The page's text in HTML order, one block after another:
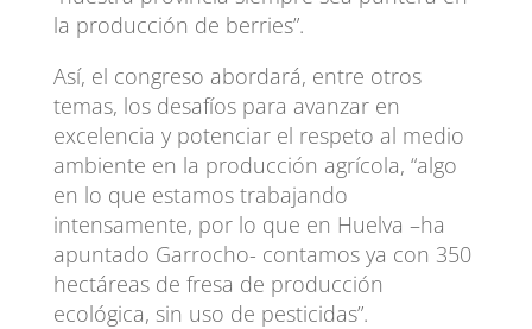
la producción de berries”.
Así, el congreso abordará, entre otros
temas, los desafíos para avanzar en
excelencia y potenciar el respeto al medio
ambiente en la producción agrícola, “algo
en lo que estamos trabajando
intensamente, por lo que en Huelva –ha
apuntado Garrocho- contamos ya con 350
hectáreas de fresa de producción
ecológica, sin uso de pesticidas”.